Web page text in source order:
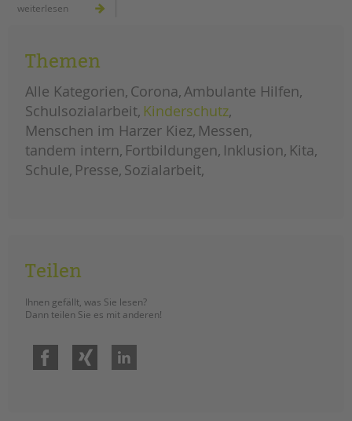
Unsere Videos
schoolcoach BTL
tandem international
KARRIERE
Stellenangebote
tandem als Arbeitgeberin
NEWS/BLOG
PRESSE
KONTAKT
Datenschutz
Hinweisgebersystem
weiterlesen menschen
Themen
Alle Kategorien Corona Ambulante Hilfen
Schulsozialarbeit Kinderschutz
Menschen im Harzer Kiez Messen
tandem intern Fortbildungen Inklusion Kita
Schule Presse Sozialarbeit
Teilen
Ihnen gefällt, was Sie lesen?
Dann teilen Sie es mit anderen!
Facebook